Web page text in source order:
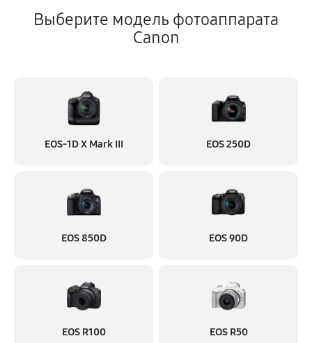
Выберите модель фотоаппарата
Canon
EOS‑1D X Mark III EOS 250D
EOS 850D EOS 90D
EOS R100 EOS R50